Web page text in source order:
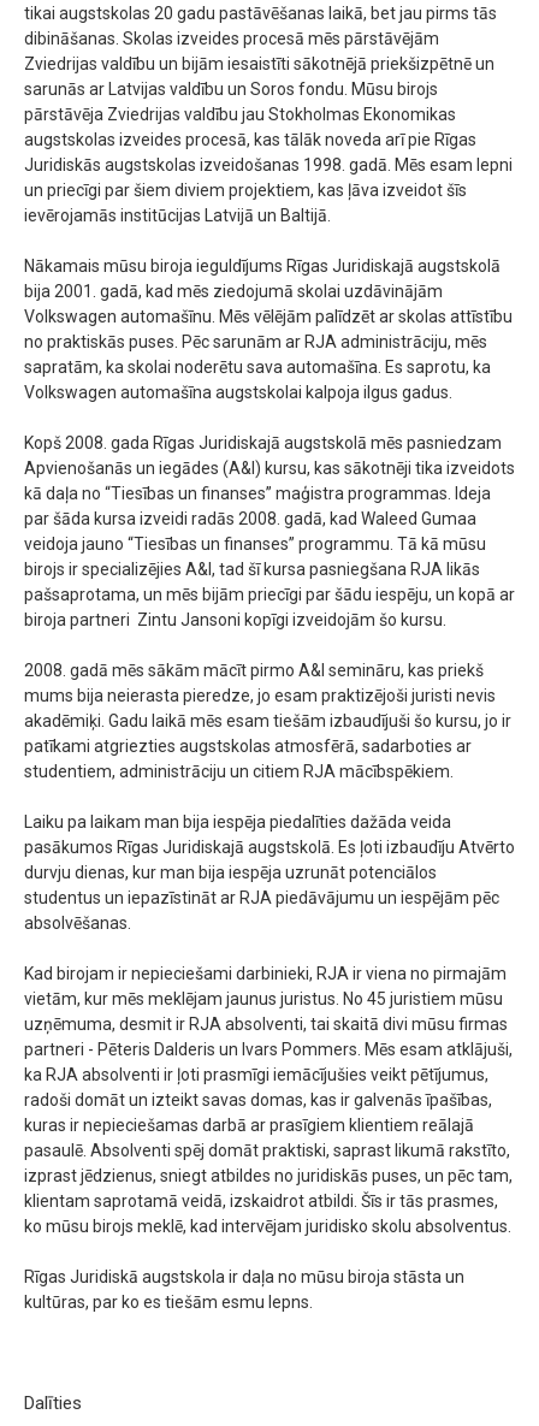
tikai augstskolas 20 gadu pastāvēšanas laikā, bet jau pirms tās
dibināšanas. Skolas izveides procesā mēs pārstāvējām
Zviedrijas valdību un bijām iesaistīti sākotnējā priekšizpētnē un
sarunās ar Latvijas valdību un Soros fondu. Mūsu birojs
pārstāvēja Zviedrijas valdību jau Stokholmas Ekonomikas
augstskolas izveides procesā, kas tālāk noveda arī pie Rīgas
Juridiskās augstskolas izveidošanas 1998. gadā. Mēs esam lepni
un priecīgi par šiem diviem projektiem, kas ļāva izveidot šīs
ievērojamās institūcijas Latvijā un Baltijā.
Nākamais mūsu biroja ieguldījums Rīgas Juridiskajā augstskolā
bija 2001. gadā, kad mēs ziedojumā skolai uzdāvinājām
Volkswagen automašīnu. Mēs vēlējām palīdzēt ar skolas attīstību
no praktiskās puses. Pēc sarunām ar RJA administrāciju, mēs
sapratām, ka skolai noderētu sava automašīna. Es saprotu, ka
Volkswagen automašīna augstskolai kalpoja ilgus gadus.
Kopš 2008. gada Rīgas Juridiskajā augstskolā mēs pasniedzam
Apvienošanās un iegādes (A&I) kursu, kas sākotnēji tika izveidots
kā daļa no “Tiesības un finanses” maģistra programmas. Ideja
par šāda kursa izveidi radās 2008. gadā, kad Waleed Gumaa
veidoja jauno “Tiesības un finanses” programmu. Tā kā mūsu
birojs ir specializējies A&I, tad šī kursa pasniegšana RJA likās
pašsaprotama, un mēs bijām priecīgi par šādu iespēju, un kopā ar
biroja partneri Zintu Jansoni kopīgi izveidojām šo kursu.
2008. gadā mēs sākām mācīt pirmo A&I semināru, kas priekš
mums bija neierasta pieredze, jo esam praktizējoši juristi nevis
akadēmiķi. Gadu laikā mēs esam tiešām izbaudījuši šo kursu, jo ir
patīkami atgriezties augstskolas atmosfērā, sadarboties ar
studentiem, administrāciju un citiem RJA mācībspēkiem.
Laiku pa laikam man bija iespēja piedalīties dažāda veida
pasākumos Rīgas Juridiskajā augstskolā. Es ļoti izbaudīju Atvērto
durvju dienas, kur man bija iespēja uzrunāt potenciālos
studentus un iepazīstināt ar RJA piedāvājumu un iespējām pēc
absolvēšanas.
Kad birojam ir nepieciešami darbinieki, RJA ir viena no pirmajām
vietām, kur mēs meklējam jaunus juristus. No 45 juristiem mūsu
uzņēmuma, desmit ir RJA absolventi, tai skaitā divi mūsu firmas
partneri - Pēteris Dalderis un Ivars Pommers. Mēs esam atklājuši,
ka RJA absolventi ir ļoti prasmīgi iemācījušies veikt pētījumus,
radoši domāt un izteikt savas domas, kas ir galvenās īpašības,
kuras ir nepieciešamas darbā ar prasīgiem klientiem reālajā
pasaulē. Absolventi spēj domāt praktiski, saprast likumā rakstīto,
izprast jēdzienus, sniegt atbildes no juridiskās puses, un pēc tam,
klientam saprotamā veidā, izskaidrot atbildi. Šīs ir tās prasmes,
ko mūsu birojs meklē, kad intervējam juridisko skolu absolventus.
Rīgas Juridiskā augstskola ir daļa no mūsu biroja stāsta un
kultūras, par ko es tiešām esmu lepns.
Dalīties